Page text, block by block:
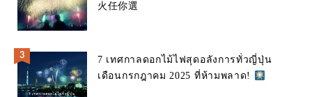
火任你選
7 เทศกาลดอกไม้ไฟสุดอลังการทั่วญี่ปุ่น
เดือนกรกฎาคม 2025 ที่ห้ามพลาด!